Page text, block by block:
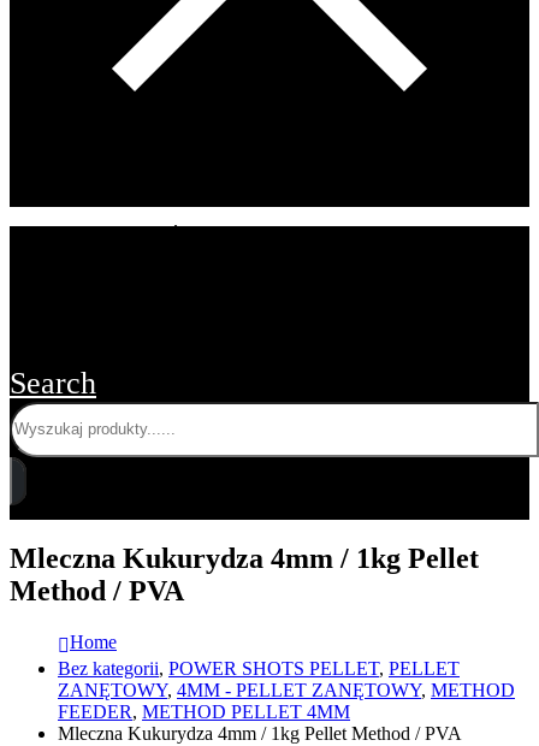
Search
Mleczna Kukurydza 4mm / 1kg Pellet
Method / PVA
Home
Bez kategorii, POWER SHOTS PELLET, PELLET
ZANĘTOWY, 4MM - PELLET ZANĘTOWY, METHOD
FEEDER, METHOD PELLET 4MM
Mleczna Kukurydza 4mm / 1kg Pellet Method / PVA